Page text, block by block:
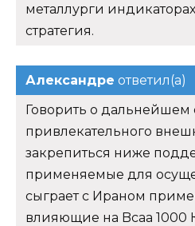
металлурги
стратегия.
Александре ответил(а)
Говорить о дальнейшем
привлекательного
закрепиться ниже
применяемые для
сыграет с Ираном
влияющие на Bcaa 1000